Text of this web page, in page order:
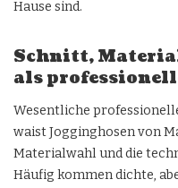
Hause sind.
Schnitt,
als
Wesentliche
waist Jogginghosen von
Materialwahl und die
Häufig kommen dichte,